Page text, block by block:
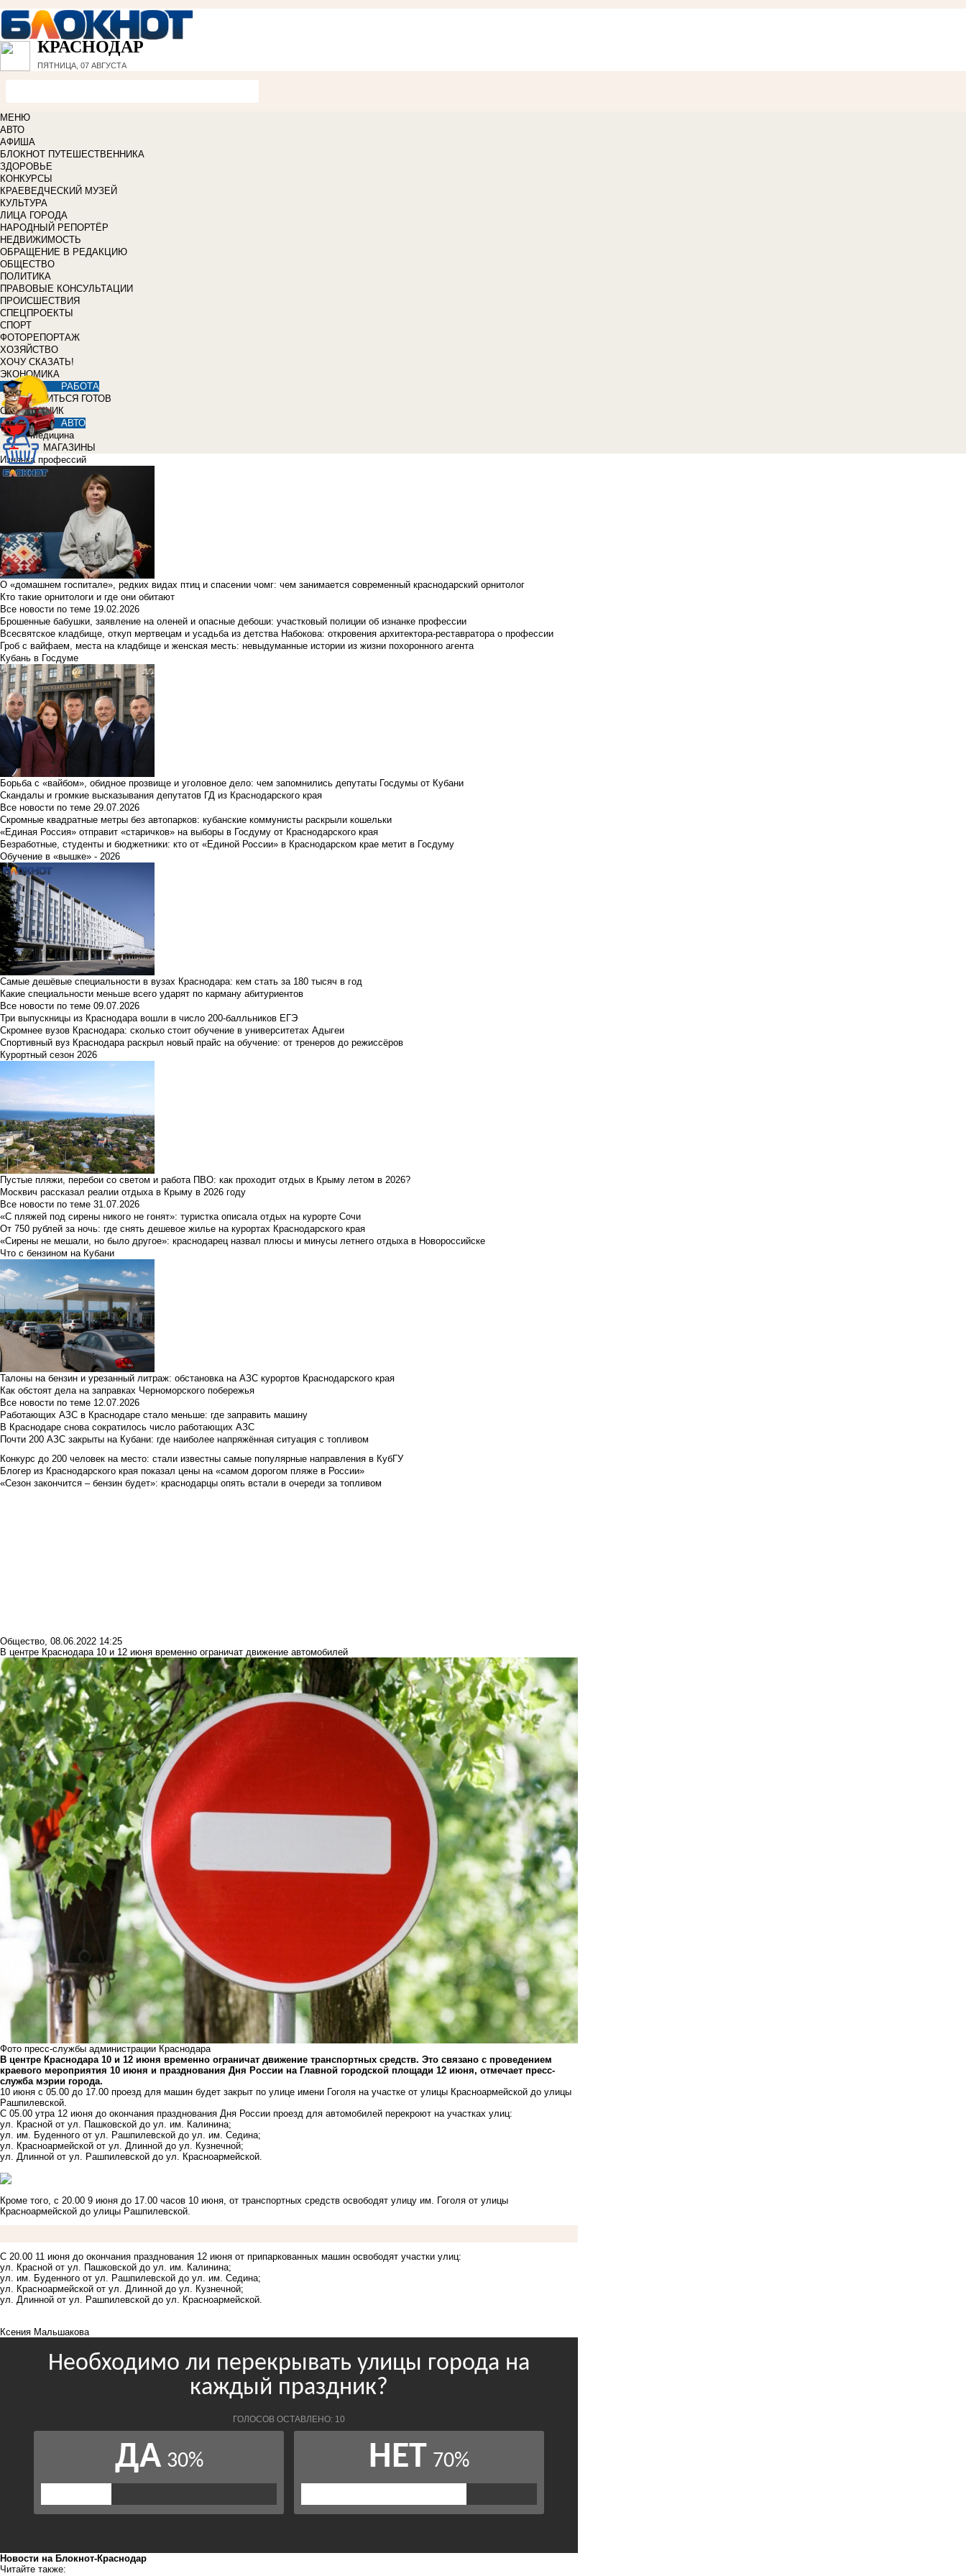
КРАСНОДАР
ПЯТНИЦА, 07 АВГУСТА
МЕНЮ
АВТО
АФИША
БЛОКНОТ ПУТЕШЕСТВЕННИКА
ЗДОРОВЬЕ
КОНКУРСЫ
КРАЕВЕДЧЕСКИЙ МУЗЕЙ
КУЛЬТУРА
ЛИЦА ГОРОДА
НАРОДНЫЙ РЕПОРТЁР
НЕДВИЖИМОСТЬ
ОБРАЩЕНИЕ В РЕДАКЦИЮ
ОБЩЕСТВО
ПОЛИТИКА
ПРАВОВЫЕ КОНСУЛЬТАЦИИ
ПРОИСШЕСТВИЯ
СПЕЦПРОЕКТЫ
СПОРТ
ФОТОРЕПОРТАЖ
ХОЗЯЙСТВО
ХОЧУ СКАЗАТЬ!
ЭКОНОМИКА
РАБОТА
УЧИТЬСЯ ГОТОВ
СПРАВОЧНИК
АВТО
Медицина
МАГАЗИНЫ
Изнанка профессий
О «домашнем госпитале», редких видах птиц и спасении чомг: чем занимается современный краснодарский орнитолог
Кто такие орнитологи и где они обитают
Все новости по теме 19.02.2026
Брошенные бабушки, заявление на оленей и опасные дебоши: участковый полиции об изнанке профессии
Всесвятское кладбище, откуп мертвецам и усадьба из детства Набокова: откровения архитектора-реставратора о профессии
Гроб с вайфаем, места на кладбище и женская месть: невыдуманные истории из жизни похоронного агента
Кубань в Госдуме
Борьба с «вайбом», обидное прозвище и уголовное дело: чем запомнились депутаты Госдумы от Кубани
Скандалы и громкие высказывания депутатов ГД из Краснодарского края
Все новости по теме 29.07.2026
Скромные квадратные метры без автопарков: кубанские коммунисты раскрыли кошельки
«Единая Россия» отправит «старичков» на выборы в Госдуму от Краснодарского края
Безработные, студенты и бюджетники: кто от «Единой России» в Краснодарском крае метит в Госдуму
Обучение в «вышке» - 2026
Самые дешёвые специальности в вузах Краснодара: кем стать за 180 тысяч в год
Какие специальности меньше всего ударят по карману абитуриентов
Все новости по теме 09.07.2026
Три выпускницы из Краснодара вошли в число 200-балльников ЕГЭ
Скромнее вузов Краснодара: сколько стоит обучение в университетах Адыгеи
Спортивный вуз Краснодара раскрыл новый прайс на обучение: от тренеров до режиссёров
Курортный сезон 2026
Пустые пляжи, перебои со светом и работа ПВО: как проходит отдых в Крыму летом в 2026?
Москвич рассказал реалии отдыха в Крыму в 2026 году
Все новости по теме 31.07.2026
«С пляжей под сирены никого не гонят»: туристка описала отдых на курорте Сочи
От 750 рублей за ночь: где снять дешевое жилье на курортах Краснодарского края
«Сирены не мешали, но было другое»: краснодарец назвал плюсы и минусы летнего отдыха в Новороссийске
Что с бензином на Кубани
Талоны на бензин и урезанный литраж: обстановка на АЗС курортов Краснодарского края
Как обстоят дела на заправках Черноморского побережья
Все новости по теме 12.07.2026
Работающих АЗС в Краснодаре стало меньше: где заправить машину
В Краснодаре снова сократилось число работающих АЗС
Почти 200 АЗС закрыты на Кубани: где наиболее напряжённая ситуация с топливом
Конкурс до 200 человек на место: стали известны самые популярные направления в КубГУ
Блогер из Краснодарского края показал цены на «самом дорогом пляже в России»
«Сезон закончится – бензин будет»: краснодарцы опять встали в очереди за топливом
Общество, 08.06.2022 14:25
В центре Краснодара 10 и 12 июня временно ограничат движение автомобилей
Фото пресс-службы администрации Краснодара
В центре Краснодара 10 и 12 июня временно ограничат движение транспортных средств. Это связано с проведением
краевого мероприятия 10 июня и празднования Дня России на Главной городской площади 12 июня, отмечает пресс-
служба мэрии города.
10 июня с 05.00 до 17.00 проезд для машин будет закрыт по улице имени Гоголя на участке от улицы Красноармейской до улицы
Рашпилевской.
С 05.00 утра 12 июня до окончания празднования Дня России проезд для автомобилей перекроют на участках улиц:
ул. Красной от ул. Пашковской до ул. им. Калинина;
ул. им. Буденного от ул. Рашпилевской до ул. им. Седина;
ул. Красноармейской от ул. Длинной до ул. Кузнечной;
ул. Длинной от ул. Рашпилевской до ул. Красноармейской.
Кроме того, с 20.00 9 июня до 17.00 часов 10 июня, от транспортных средств освободят улицу им. Гоголя от улицы
Красноармейской до улицы Рашпилевской.
С 20.00 11 июня до окончания празднования 12 июня от припаркованных машин освободят участки улиц:
ул. Красной от ул. Пашковской до ул. им. Калинина;
ул. им. Буденного от ул. Рашпилевской до ул. им. Седина;
ул. Красноармейской от ул. Длинной до ул. Кузнечной;
ул. Длинной от ул. Рашпилевской до ул. Красноармейской.
Ксения Мальшакова
Новости на Блoкнoт-Краснодар
Читайте также: